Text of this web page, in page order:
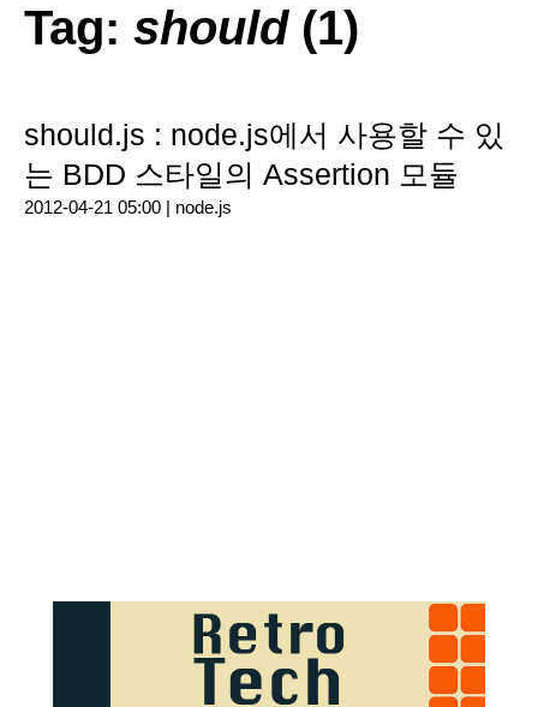
Tag: should(1)
should.js : node.js에서 사용할 수 있
는 BDD 스타일의 Assertion 모듈
2012-04-21 05:00 | node.js